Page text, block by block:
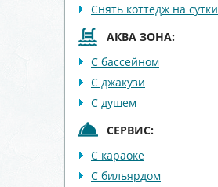
Снять коттедж на сутки
АКВА ЗОНА:
С бассейном
С джакузи
С душем
СЕРВИС:
С караоке
С бильярдом